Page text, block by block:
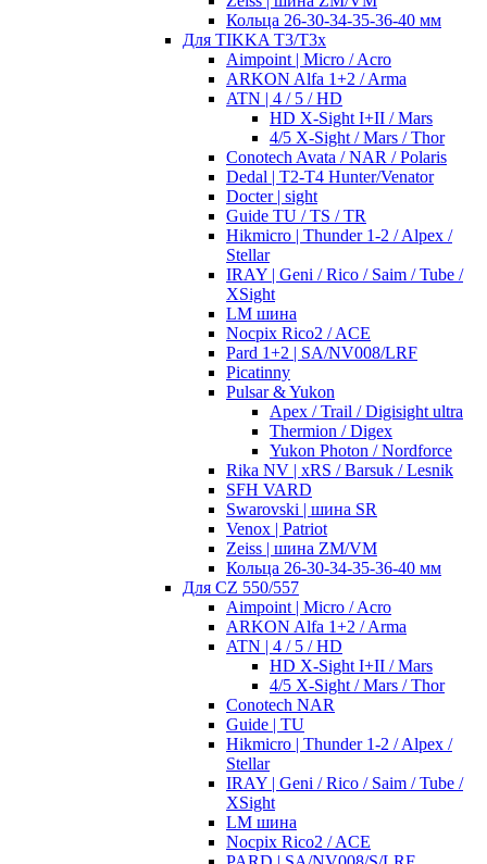
Кольца 26-30-34-35-36-40 мм
Для TIKKA T3/T3x
Aimpoint | Micro / Acro
ARKON Alfa 1+2 / Arma
ATN | 4 / 5 / HD
HD X-Sight I+II / Mars
4/5 X-Sight / Mars / Thor
Conotech Avata / NAR / Polaris
Dedal | T2-T4 Hunter/Venator
Docter | sight
Guide TU / TS / TR
Hikmicro | Thunder 1-2 / Alpex /
Stellar
IRAY | Geni / Rico / Saim / Tube /
XSight
LM шина
Nocpix Rico2 / ACE
Pard 1+2 | SA/NV008/LRF
Picatinny
Pulsar & Yukon
Apex / Trail / Digisight ultra
Thermion / Digex
Yukon Photon / Nordforce
Rika NV | xRS / Barsuk / Lesnik
SFH VARD
Swarovski | шина SR
Venox | Patriot
Zeiss | шина ZM/VM
Кольца 26-30-34-35-36-40 мм
Для CZ 550/557
Aimpoint | Micro / Acro
ARKON Alfa 1+2 / Arma
ATN | 4 / 5 / HD
HD X-Sight I+II / Mars
4/5 X-Sight / Mars / Thor
Conotech NAR
Guide | TU
Hikmicro | Thunder 1-2 / Alpex /
Stellar
IRAY | Geni / Rico / Saim / Tube /
XSight
LM шина
Nocpix Rico2 / ACE